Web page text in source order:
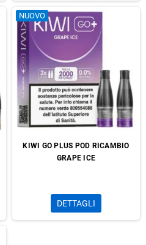
NUOVO
KIWI GO PLUS POD RICAMBIO
GRAPE ICE
DETTAGLI